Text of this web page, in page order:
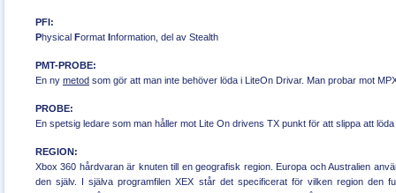
PFI:
Physical Format Information, del av Stealth
PMT-PROBE:
En ny metod som gör att man inte behöver löda i LiteOn Drivar. Man probar mot
PROBE:
En spetsig ledare som man håller mot Lite On drivens TX punkt för att slippa att
REGION:
Xbox 360 hårdvaran är knuten till en geografisk region. Europa och Australien
den själv. I själva programfilen XEX står det specificerat för vilken region den